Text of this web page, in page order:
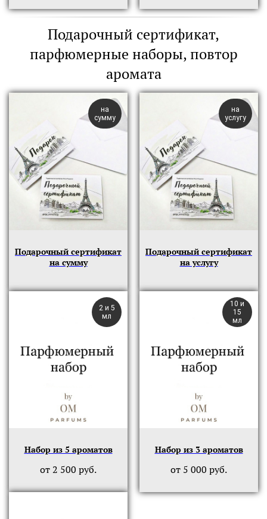
Подарочный сертификат,
парфюмерные наборы, повтор
аромата
на
сумму
Подарочный сертификат
на сумму
на
услугу
Подарочный сертификат
на услугу
2 и 5
мл
Набор из 5 ароматов
от2 500 руб.
10 и
15
мл
Набор из 3 ароматов
от 5 000 руб.